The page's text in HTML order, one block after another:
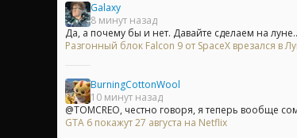
Galaxy
8 минут назад
Да, а почему бы и нет. Давайте сделаем на
Разгонный блок Falcon 9 от SpaceX врезался в
BurningCottonWool
10 минут назад
@TOMCREO, честно говоря, я теперь вообще
GTA 6 покажут 27 августа на Netflix